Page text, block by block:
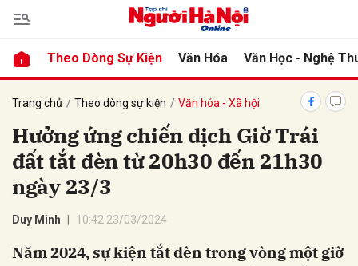
Theo Dòng Sự Kiện Văn Hóa Văn Học - Nghệ
Trang chủ Theo dòng sự kiện Văn hóa - Xã hội
Hưởng ứng chiến dịch Giờ Trái
đất tắt đèn từ 20h30 đến 21h30
ngày 23/3
Duy Minh 10:42 23/03/2024
Năm 2024, sự kiện tắt đèn trong vòng một giờ
luận